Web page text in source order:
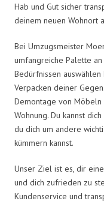
Hab und Gut sicher
deinem neuen Wohnort
Bei Umzugsmeister
umfangreiche Palette
Bedürfnissen
Verpacken deiner
Demontage von
Wohnung. Du kannst
du dich um andere
kümmern kannst.
Unser Ziel ist es, dir
und dich zufrieden zu
Kundenservice und